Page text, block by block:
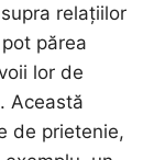
relațiilor
părea
lor de
Această
de prietenie,